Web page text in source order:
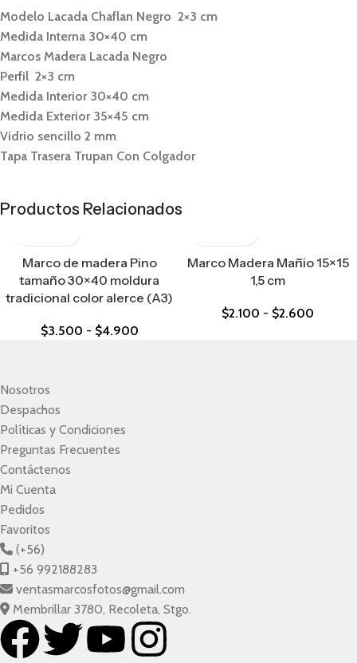
Modelo Lacada Chaflan Negro 2×3 cm
Medida Interna 30×40 cm
Marcos Madera Lacada Negro
Perfil 2×3 cm
Medida Interior 30×40 cm
Medida Exterior 35×45 cm
Vidrio sencillo 2 mm
Tapa Trasera Trupan Con Colgador
Productos Relacionados
Marco de madera Pino
tamaño 30×40 moldura
tradicional color alerce (A3)
$3.500 - $4.900
Marco Madera Mañio 15×15
1,5 cm
$2.100 - $2.600
Nosotros
Despachos
Políticas y Condiciones
Preguntas Frecuentes
Contáctenos
Mi Cuenta
Pedidos
Favoritos
(+56)
+56 992188283
ventasmarcosfotos@gmail.com
Membrillar 3780, Recoleta, Stgo.